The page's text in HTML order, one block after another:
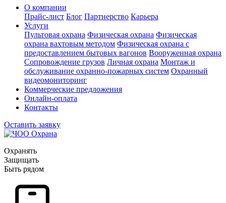
О компании
Прайс-лист Блог Партнерство Карьера
Услуги
Пультовая охрана Физическая охрана Физическая
охрана вахтовым методом Физическая охрана с
предоставлением бытовых вагонов Вооруженная охрана
Сопровождение грузов Личная охрана Монтаж и
обслуживание охранно-пожарных систем Охранный
видеомониторинг
Коммерческие предложения
Онлайн-оплата
Контакты
Оставить заявку
Охранять
Защищать
Быть рядом